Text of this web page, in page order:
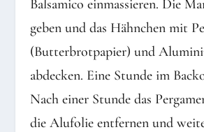
Balsamico einmassieren. Die
geben und das Hähnchen mit
(Butterbrotpapier) und
abdecken. Eine Stunde im
Nach einer Stunde das
die Alufolie entfernen und